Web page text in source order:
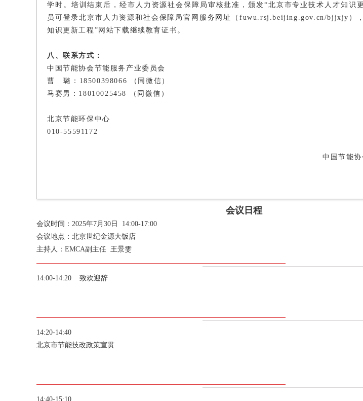
学时。培训结束后，经市人力资源社会保障局审核批准，颁发“北京市专业技术人才知识
员可登录北京市人力资源和社会保障局官网服务网址（fuwu.rsj.beijing.gov.cn/bjjxjy）
知识更新工程”网站下载继续教育证书。
八、联系方式：
中国节能协会节能服务产业委员会
曹 璐：18500398066 （同微信）
马赛男：18010025458 （同微信）
北京节能环保中心
010-55591172
中国节能
会议日程
会议时间：2025年7月30日 14:00-17:00
会议地点： 北京世纪金源大饭店
主持人：EMCA副主任 王景雯
14:00-14:20 致欢迎辞
14:20-14:40
北京市节能技改政策宣贯
14:40-15:10